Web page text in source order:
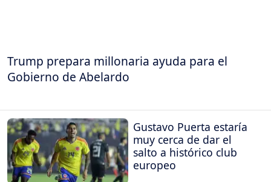
Trump prepara millonaria ayuda para el
Gobierno de Abelardo
Gustavo Puerta estaría
muy cerca de dar el
salto a histórico club
europeo